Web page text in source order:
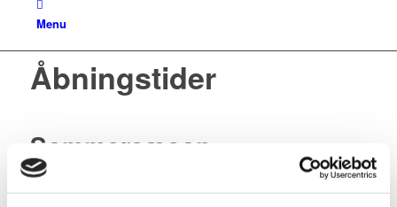
Menu
Åbningstider
Sommersæson
Maj